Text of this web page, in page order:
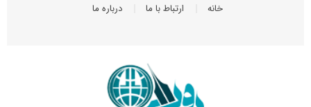
خانه ارتباط با ما درباره ما